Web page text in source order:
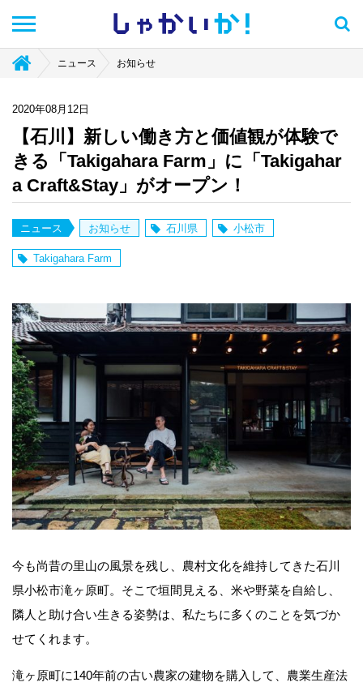
しゃかい か！
ニュース お知らせ
2020年08月12日
【石川】新しい働き方と価値観が体験で
きる「Takigahara Farm」に「Takigahar
a Craft&Stay」がオープン！
ニュース お知らせ 石川県 小松市
Takigahara Farm
今も尚昔の里山の風景を残し、農村文化を維持してきた石川
県小松市滝ヶ原町。そこで垣間見える、米や野菜を自給し、
隣人と助け合い生きる姿勢は、私たちに多くのことを気づか
せてくれます。
滝ヶ原町に140年前の古い農家の建物を購入して、農業生産法